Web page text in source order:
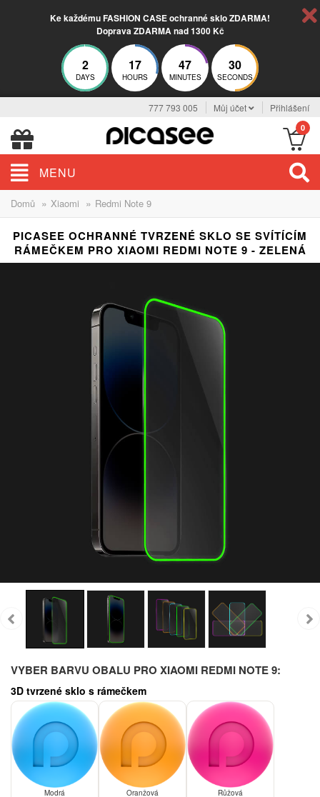
Ke každému FASHION CASE ochranné sklo ZDARMA!
Doprava ZDARMA nad 1300 Kč
2
DAYS
17
HOURS
47
MINUTES
29
SECONDS
777 793 005 Můj účet Přihlášení
0
MENU
Domů » Xiaomi » Redmi Note 9
PICASEE OCHRANNÉ TVRZENÉ SKLO SE SVÍTÍCÍM
RÁMEČKEM PRO XIAOMI REDMI NOTE 9 - ZELENÁ
VYBER BARVU OBALU PRO XIAOMI REDMI NOTE 9:
3D tvrzené sklo s rámečkem
Modrá Oranžová Růžová